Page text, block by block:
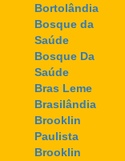
Bortolândia
Bosque da
Saúde
Bosque Da
Saúde
Bras Leme
Brasilândia
Brooklin
Paulista
Brooklin